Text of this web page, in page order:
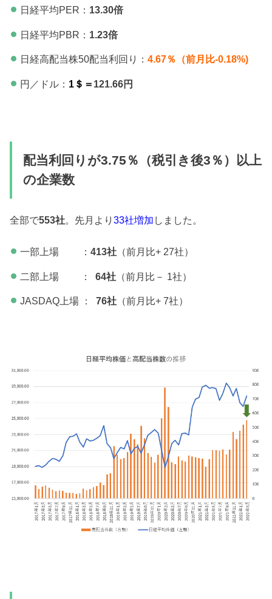
日経平均PER： 13.30倍
日経平均PBR： 1.23倍
日経高配当株50配当利回り： 4.67％（前月比-0.18%)
円／ドル： 1＄＝ 121.66円
配当利回りが3.75％（税引き後3％）以上
の企業数
全部で553社。先月より33社増加 しました。
一部上場 ： 413社（前月比+ 27社）
二部上場 ： 64社（前月比－ 1社）
JASDAQ上場 ： 76社（前月比+ 7社）